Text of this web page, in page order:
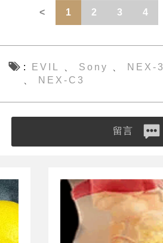
1 2 3 4
EVIL Sony NEX-3
NEX-C3
留言